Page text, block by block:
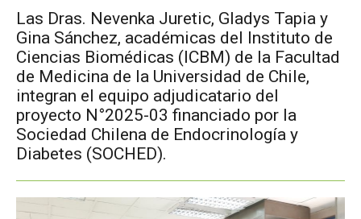
POSTGRADO
PUBLICACIONES
EXTENSIÓN
Las Dras. Nevenka Juretic, Gladys Tapia y
Gina Sánchez, académicas del Instituto de
Ciencias Biomédicas (ICBM) de la Facultad
de Medicina de la Universidad de Chile,
integran el equipo adjudicatario del
proyecto N°2025-03 financiado por la
Sociedad Chilena de Endocrinología y
Diabetes (SOCHED).